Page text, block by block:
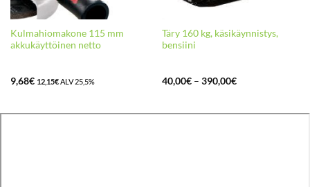
Kulmahiomakone 115 mm
akkukäyttöinen netto
9,68€ 12,15€ALV 25,5%
Täry 160 kg, käsikäynnistys,
bensiini
40,00€ – 390,00€Hintaluokka: